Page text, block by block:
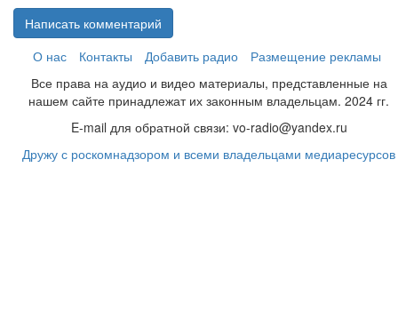
Написать комментарий
О нас
Контакты Добавить радио
Размещение рекламы
Все права на аудио и видео материалы, представленные на
нашем сайте принадлежат их законным владельцам. 2024 гг.
E-mail для обратной связи: vo-radio@yandex.ru
Дружу с роскомнадзором и всеми владельцами медиаресурсов